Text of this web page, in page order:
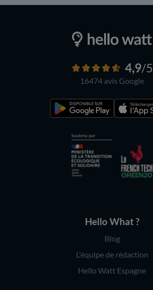
4,9/5
16474 avis Google
Hello What ?
Blog
L'équipe de rédaction
Hello Watt Espagne